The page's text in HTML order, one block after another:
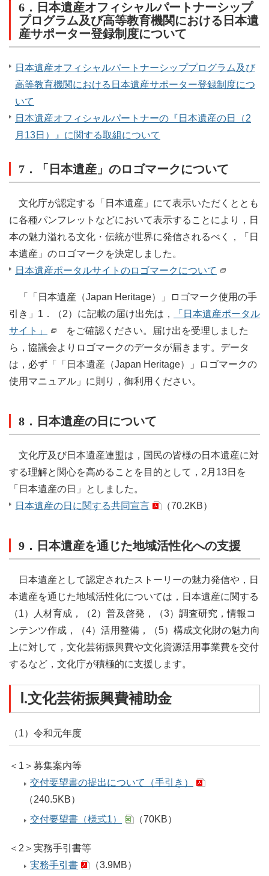
6．日本遺産オフィシャルパートナーシップ
プログラム及び高等教育機関における日本遺
産サポーター登録制度について
日本遺産オフィシャルパートナーシッププログラム及び
高等教育機関における日本遺産サポーター登録制度につ
いて
日本遺産オフィシャルパートナーの『日本遺産の日（2
月13日）』に関する取組について
7．「日本遺産」のロゴマークについて
文化庁が認定する「日本遺産」にて表示いただくととも
に各種パンフレットなどにおいて表示することにより，日
本の魅力溢れる文化・伝統が世界に発信されるべく，「日
本遺産」のロゴマークを決定しました。
日本遺産ポータルサイトのロゴマークについて
「「日本遺産（Japan Heritage）」ロゴマーク使用の手
引き」1．（2）に記載の届け出先は，
「日本遺産ポータル
サイト」
をご確認ください。届け出を受理しました
ら，協議会よりロゴマークのデータが届きます。データ
は，必ず「「日本遺産（Japan Heritage）」ロゴマークの
使用マニュアル」に則り，御利用ください。
8．日本遺産の日について
文化庁及び日本遺産連盟は，国民の皆様の日本遺産に対
する理解と関心を高めることを目的として，2月13日を
「日本遺産の日」としました。
日本遺産の日に関する共同宣言
（70.2KB）
9．日本遺産を通じた地域活性化への支援
日本遺産として認定されたストーリーの魅力発信や，日
本遺産を通じた地域活性化については，日本遺産に関する
（1）人材育成，（2）普及啓発，（3）調査研究，情報コ
ンテンツ作成，（4）活用整備，（5）構成文化財の魅力向
上に対して，文化芸術振興費や文化資源活用事業費を交付
するなど，文化庁が積極的に支援します。
Ⅰ.文化芸術振興費補助金
（1）令和元年度
＜1＞募集案内等
交付要望書の提出について（手引き）
（240.5KB）
交付要望書（様式1）
（70KB）
＜2＞実務手引書等
実務手引書
（3.9MB）